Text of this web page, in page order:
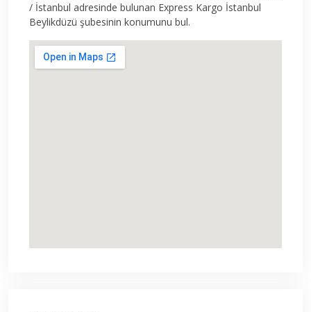
/ İstanbul adresinde bulunan Express Kargo İstanbul
Beylikdüzü şubesinin konumunu bul.